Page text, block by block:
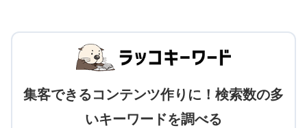
集客できるコンテンツ作りに！検索数の多
いキーワードを調べる